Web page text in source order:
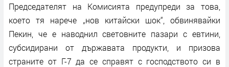
Председателят на Комисията предупреди за това,
което тя нарече „нов китайски шок“, обвинявайки
Пекин, че е наводнил световните пазари с евтини,
субсидирани от държавата продукти, и призова
страните от Г-7 да се справят с господството си в